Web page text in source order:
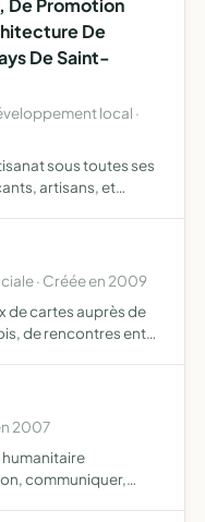
De Promotion
De
De Saint-
local ·
sous toutes ses
artisans, et
· Créée en 2009
de cartes auprès de
de rencontres entre
2007
humanitaire
communiquer,